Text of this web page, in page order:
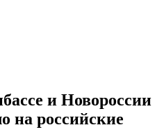
и Новороссии
на российские